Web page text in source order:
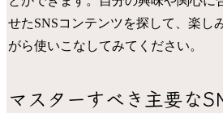
せたSNSコンテンツを探して、楽し
がら使いこなしてみてください。
マスターすべき主要な